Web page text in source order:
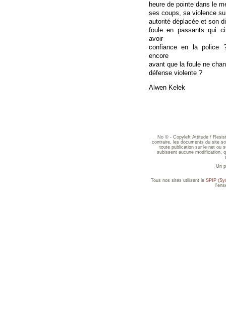
heure de pointe dans le
ses coups, sa violence
autorité déplacée et son
foule en passants qui
avoir
confiance en la police
encore
avant que la foule ne
défense violente ?
Alwen Kelek
No © - Copyleft Attitude /
contraire, les documents du site
toute publication sur le net ou
subissent aucune modification,
Un
Tous nos sites utilisent le SPIP